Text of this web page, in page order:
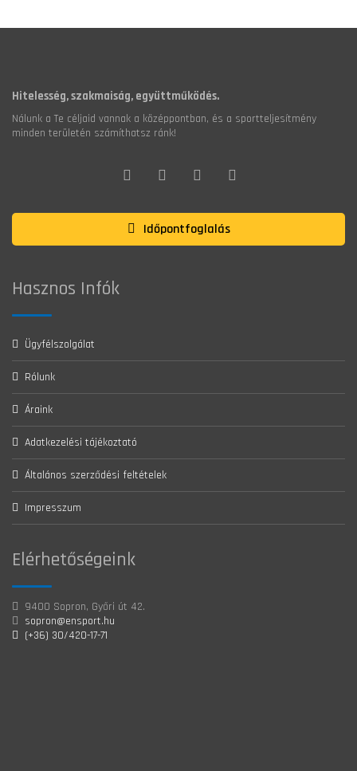
Hitelesség, szakmaiság, együttműködés.
Nálunk a Te céljaid vannak a középpontban, és a sportteljesítmény
minden területén számíthatsz ránk!
Időpontfoglalás
Hasznos Infók
Ügyfélszolgálat
Rólunk
Áraink
Adatkezelési tájékoztató
Általános szerződési feltételek
Impresszum
Elérhetőségeink
9400 Sopron, Győri út 42.
sopron@ensport.hu
(+36) 30/420-17-71